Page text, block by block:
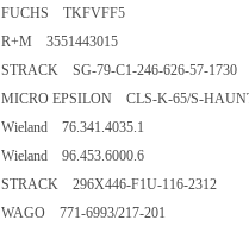
FUCHS TKFVFF5
R+M 3551443015
STRACK SG-79-C1-246-626-57-1730
MICRO EPSILON CLS-K-65/S-
Wieland 76.341.4035.1
Wieland 96.453.6000.6
STRACK 296X446-F1U-116-2312
WAGO 771-6993/217-201